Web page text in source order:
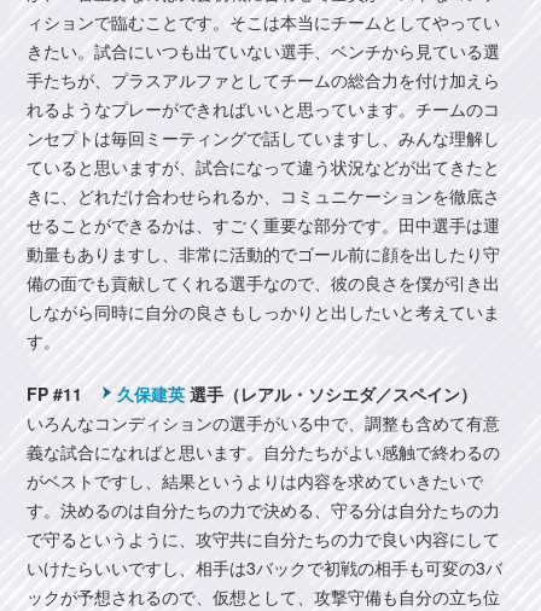
ィションで臨むことです。そこは本当にチームとしてやってい
きたい。試合にいつも出ていない選手、ベンチから見ている選
手たちが、プラスアルファとしてチームの総合力を付け加えら
れるようなプレーができればいいと思っています。チームのコ
ンセプトは毎回ミーティングで話していますし、みんな理解し
ていると思いますが、試合になって違う状況などが出てきたと
きに、どれだけ合わせられるか、コミュニケーションを徹底さ
せることができるかは、すごく重要な部分です。田中選手は運
動量もありますし、非常に活動的でゴール前に顔を出したり守
備の面でも貢献してくれる選手なので、彼の良さを僕が引き出
しながら同時に自分の良さもしっかりと出したいと考えていま
す。
FP #11 久保建英 選手（レアル・ソシエダ／スペイン）
いろんなコンディションの選手がいる中で、調整も含めて有意
義な試合になればと思います。自分たちがよい感触で終わるの
がベストですし、結果というよりは内容を求めていきたいで
す。決めるのは自分たちの力で決める、守る分は自分たちの力
で守るというように、攻守共に自分たちの力で良い内容にして
いけたらいいですし、相手は3バックで初戦の相手も可変の3バ
ックが予想されるので、仮想として、攻撃守備も自分の立ち位